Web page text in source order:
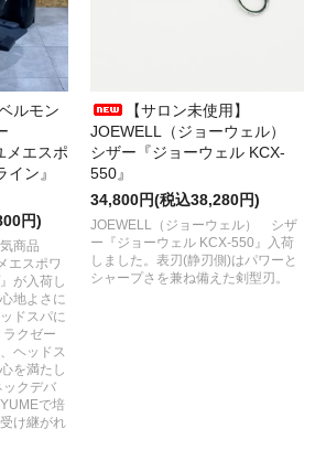
ルモン
メエスポ
ン』
円)
商品
エスポワ
が入荷し
地よさに
ドスパに
クゼー
ヘッドス
を満たし
ックデバ
で培
け継がれ
【サロン未使用】
JOEWELL（ジョーウェル）
シザー『ジョーウェル KCX-
550』
34,800円(税込38,280円)
JOEWELL（ジョーウェル） シザ
ー『ジョーウェル KCX-550』入荷
しました。表刃(静刃側)はパワーと
シャープさを兼ね備えた剣型刃。